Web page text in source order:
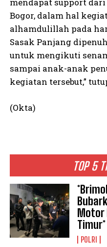
TOP 5
Motor
Timur*
POLRI
Bogor, dalam hal
alhamdulillah pada
Sasak Panjang
untuk mengikuti
sampai anak-anak
kegiatan tersebut,”
(Okta)